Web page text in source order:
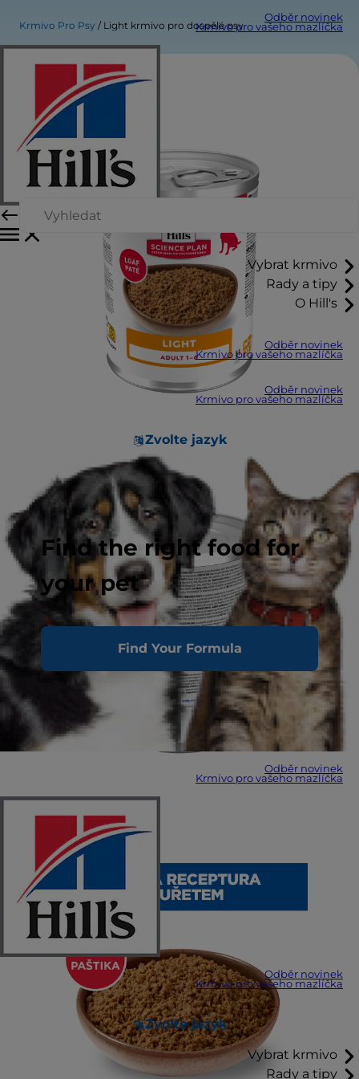
Odběr novinek
Krmivo pro vašeho mazlíčka
Vybrat krmivo
Rady a tipy
O Hill's
Odběr novinek
Krmivo pro vašeho mazlíčka
Odběr novinek
Krmivo pro vašeho mazlíčka
Zvolte jazyk
Find the right food for
your pet
Find Your Formula
Odběr novinek
Krmivo pro vašeho mazlíčka
Odběr novinek
Krmivo pro vašeho mazlíčka
Zvolte jazyk
Vybrat krmivo
Rady a tipy
Krmivo Pro Psy Light krmivo pro dospělé psy